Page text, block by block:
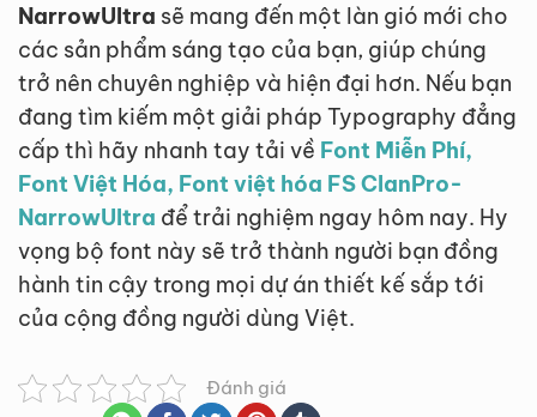
NarrowUltra sẽ mang đến một làn gió mới cho
các sản phẩm sáng tạo của bạn, giúp chúng
trở nên chuyên nghiệp và hiện đại hơn. Nếu bạn
đang tìm kiếm một giải pháp Typography đẳng
cấp thì hãy nhanh tay tải về Font Miễn Phí,
Font Việt Hóa, Font việt hóa FS ClanPro-
NarrowUltra để trải nghiệm ngay hôm nay. Hy
vọng bộ font này sẽ trở thành người bạn đồng
hành tin cậy trong mọi dự án thiết kế sắp tới
của cộng đồng người dùng Việt.
Đánh giá